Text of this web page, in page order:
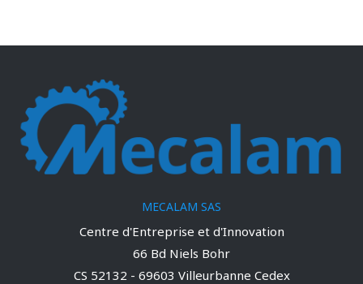
MECALAM SAS
Centre d'Entreprise et d'Innovation
66 Bd Niels Bohr
CS 52132 - 69603 Villeurbanne Cedex